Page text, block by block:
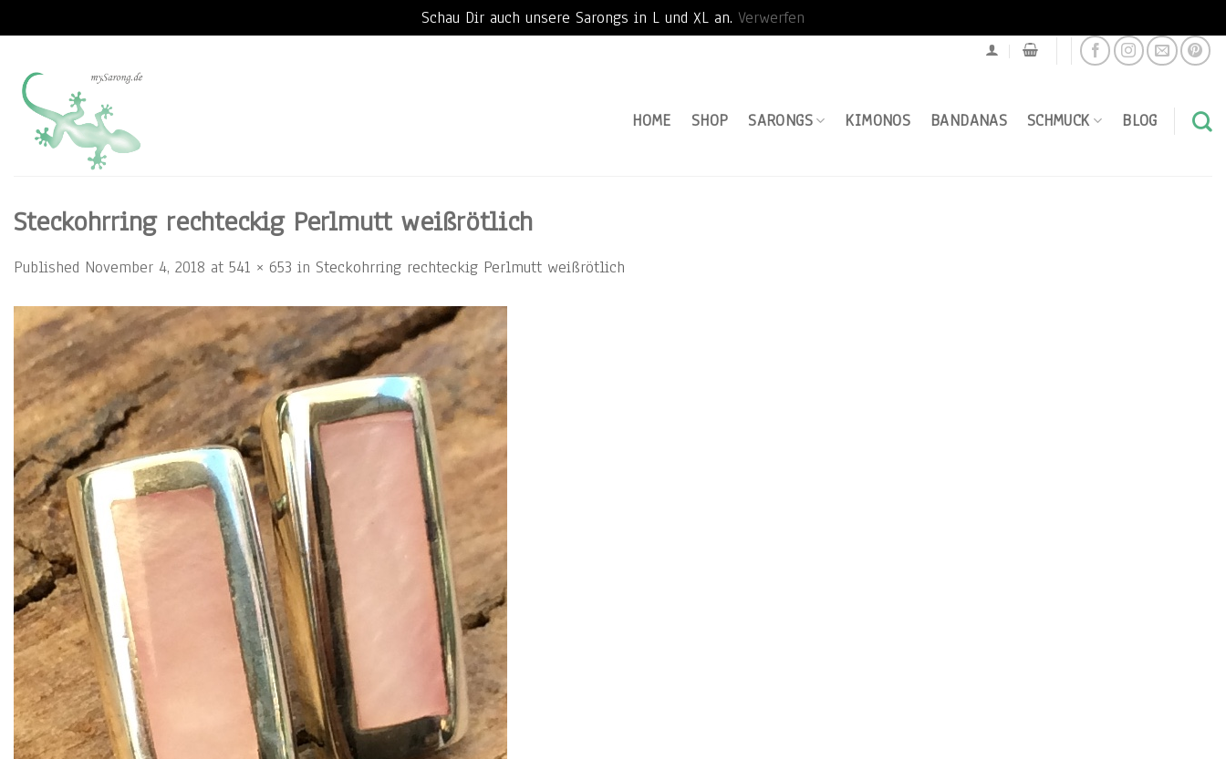
Schau Dir auch unsere Sarongs in L und XL an. Verwerfen
content
HOME
SHOP SARONGS KIMONOS BANDANAS SCHMUCK BLOG
Steckohrring rechteckig Perlmutt weißrötlich
Published November 4, 2018 at 541 × 653 in Steckohrring rechteckig Perlmutt weißrötlich